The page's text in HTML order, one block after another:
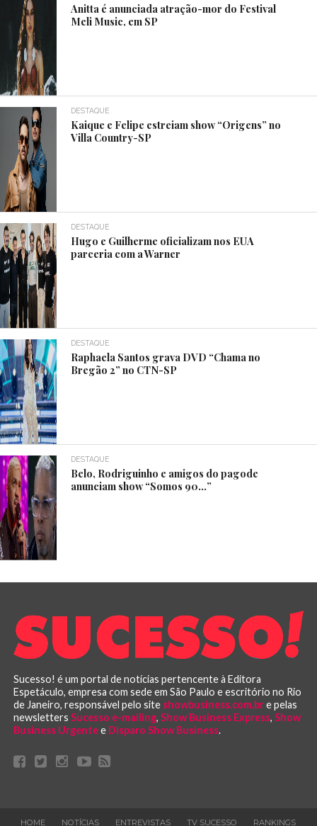
Anitta é anunciada atração-mor do Festival
Meli Music, em SP
DESTAQUE
Kaique e Felipe estreiam show “Origens” no
Villa Country-SP
DESTAQUE
Hugo e Guilherme oficializam nos EUA
parceria com a Warner
DESTAQUE
Raphaela Santos grava DVD “Chama no
Bregão 2” no CTN-SP
DESTAQUE
Belo, Rodriguinho e amigos do pagode
anunciam show “Somos 90…”
Sucesso! é um portal de notícias pertencente à Editora
Espetáculo, empresa com sede em São Paulo e escritório no Rio
de Janeiro, responsável pelo site showbusiness.com.bre pelas
newsletters Sucesso e-mailing, Show Business Express, Show
Business Urgentee Disparo Show Business.
HOME NOTÍCIAS ENTREVISTAS TV SUCESSO RANKINGS